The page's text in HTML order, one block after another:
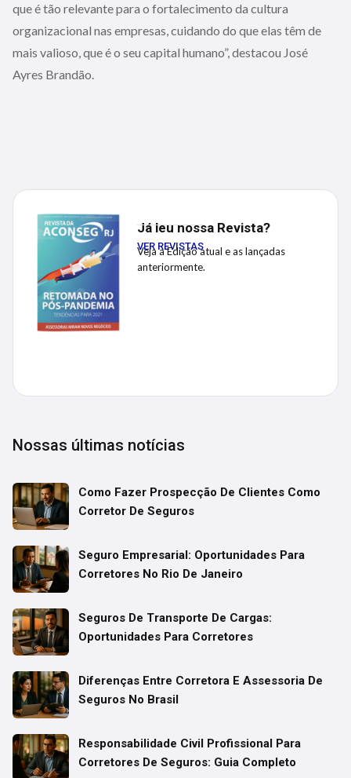
que é tão relevante para o fortalecimento da cultura
organizacional nas empresas, cuidando do que elas têm de
mais valioso, que é o seu capital humano”, destacou José
Ayres Brandão.
Já leu nossa Revista?
Veja a Edição atual e as lançadas
anteriormente.
VER REVISTAS
Nossas últimas notícias
Como Fazer Prospecção De Clientes Como
Corretor De Seguros
Seguro Empresarial: Oportunidades Para
Corretores No Rio De Janeiro
Seguros De Transporte De Cargas:
Oportunidades Para Corretores
Diferenças Entre Corretora E Assessoria De
Seguros No Brasil
Responsabilidade Civil Profissional Para
Corretores De Seguros: Guia Completo